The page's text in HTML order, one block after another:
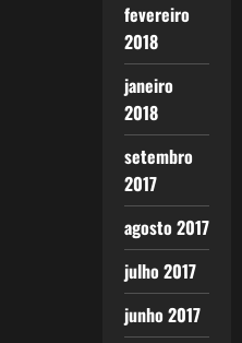
fevereiro
2018
janeiro
2018
setembro
2017
agosto 2017
julho 2017
junho 2017